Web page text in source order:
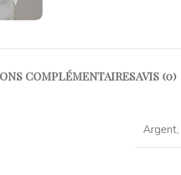
COMPLÉMENTAIRESAVIS (0)
Argent,